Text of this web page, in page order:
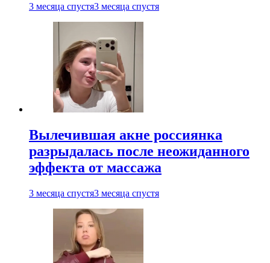
3 месяца спустя3 месяца спустя
Вылечившая акне россиянка
разрыдалась после неожиданного
эффекта от массажа
3 месяца спустя3 месяца спустя